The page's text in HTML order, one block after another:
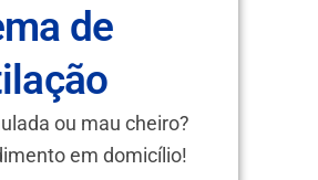
de
ou mau cheiro?
em domicílio!